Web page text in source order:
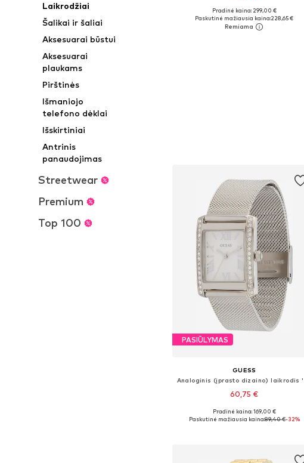
Laikrodžiai
Šalikai ir šaliai
Aksesuarai būstui
Aksesuarai
plaukams
Pirštinės
Išmaniojo
telefono dėklai
Išskirtiniai
Antrinis
panaudojimas
Streetwear
Premium
Top 100
Galimi dydžiai: One Size
Į krepšelį
Pradinė kaina: 299,00 €
Paskutinė mažiausia kaina:228,65 €
PASIŪLYMAS
GUESS
60,75 €
Galimi dydžiai: One Size
Pradinė kaina: 169,00 €
Paskutinė mažiausia kaina:89,40 €-32%